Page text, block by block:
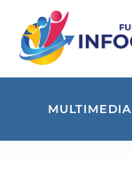
MULTIMEDIA